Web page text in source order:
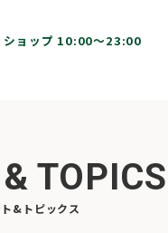
ショップ 10:00～23:00
TOPICS
&トピックス